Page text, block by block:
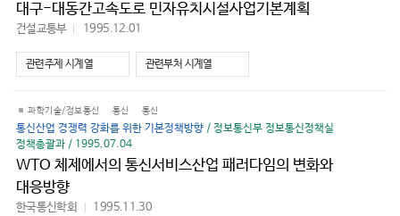
대구-대동간고속도로 민자유치시설사업기본계획
건설교통부 1995.12.01
가
기
관련주제 시계열 관련부처 시계열
과학기술/정보통신 통신 통신
통신산업 경쟁력 강화를 위한 기본정책방향 / 정보통신부 정보통신정책실
정책총괄과 / 1995.07.04
WTO 체제에서의 통신서비스산업 패러다임의 변화와
대응방향
한국통신학회 1995.11.30